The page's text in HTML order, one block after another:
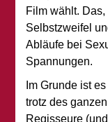
Film wählt.
Selbstzweifel
Abläufe bei
Spannungen.
Im Grunde ist
trotz des
Regisseure